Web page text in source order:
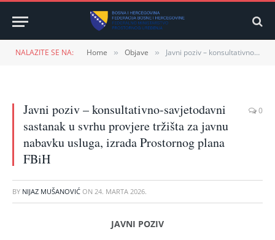
NALAZITE SE NA: Home » Objave » Javni poziv – konsultativno-savjetodavni sastanak u svrhu provjere tržišta za javnu nabavku usluga, izrada Prostornog plana FBiH
Javni poziv – konsultativno-savjetodavni
sastanak u svrhu provjere tržišta za javnu
nabavku usluga, izrada Prostornog plana
FBiH
0
BY NIJAZ MUŠANOVIĆ ON 24. MARTA 2026.
JAVNI POZIV